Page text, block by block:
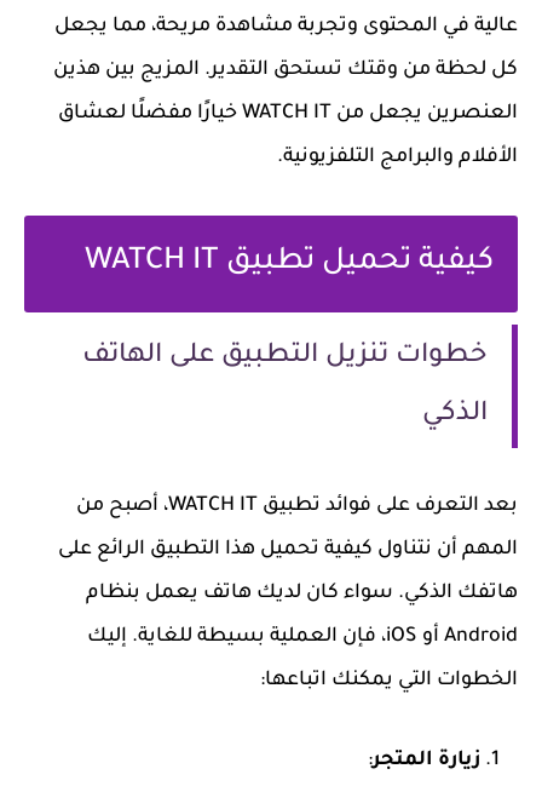
عالية في المحتوى وتجربة مشاهدة مريحة، مما يجعل
كل لحظة من وقتك تستحق التقدير. المزيج بين هذين
العنصرين يجعل من WATCH IT خيارًا مفضلًا لعشاق
الأفلام والبرامج التلفزيونية.
كيفية تحميل تطبيق WATCH IT
خطوات تنزيل التطبيق على الهاتف
الذكي
بعد التعرف على فوائد تطبيق WATCH IT، أصبح من
المهم أن نتناول كيفية تحميل هذا التطبيق الرائع على
هاتفك الذكي. سواء كان لديك هاتف يعمل بنظام
Android أو iOS، فإن العملية بسيطة للغاية. إليك
الخطوات التي يمكنك اتباعها:
زيارة المتجر: